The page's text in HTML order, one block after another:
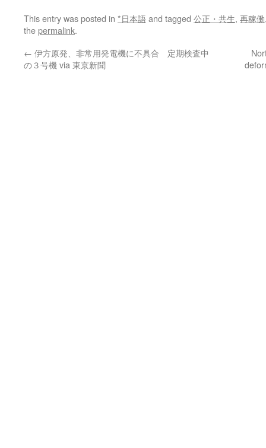
This entry was posted in *日本語and tagged 公正・共生, 再稼働
thepermalink.
← 伊方原発、非常用発電機に不具合 定期検査中
の３号機 via 東京新聞